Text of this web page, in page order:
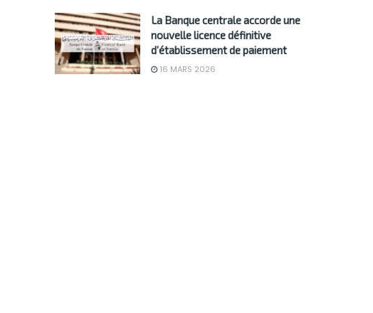
La Banque centrale accorde une
nouvelle licence définitive
d’établissement de paiement
16 MARS 2026